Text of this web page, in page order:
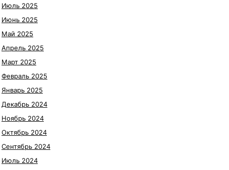
Июль 2025
Июнь 2025
Май 2025
Апрель 2025
Март 2025
Февраль 2025
Январь 2025
Декабрь 2024
Ноябрь 2024
Октябрь 2024
Сентябрь 2024
Июль 2024